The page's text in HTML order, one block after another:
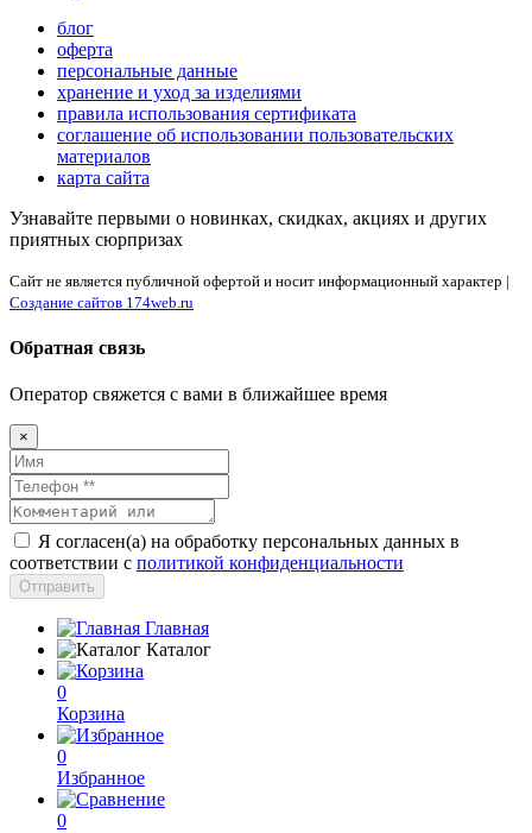
блог
оферта
персональные данные
хранение и уход за изделиями
правила использования сертификата
соглашение об использовании пользовательских
материалов
карта сайта
Узнавайте первыми о новинках, скидках, акциях и других
приятных сюрпризах
Сайт не является публичной офертой и носит информационный характер |
Создание сайтов 174web.ru
Обратная связь
Оператор свяжется с вами в ближайшее время
×
Я согласен(а) на обработку персональных данных в
соответствии с политикой конфиденциальности
Отправить
Главная
Каталог
0
Корзина
0
Избранное
0